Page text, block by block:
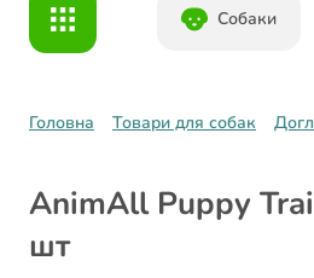
Собаки
Головна Товари для собак
AnimAll Puppy
шт